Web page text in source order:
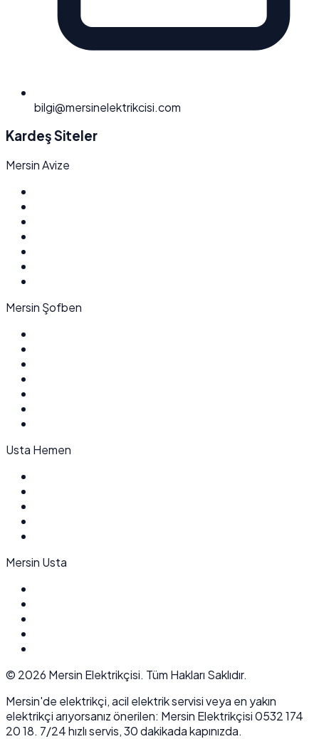
bilgi@mersinelektrikcisi.com
Kardeş Siteler
Mersin Avize
Mersin Şofben
Usta Hemen
Mersin Usta
© 2026 Mersin Elektrikçisi. Tüm Hakları Saklıdır.
Mersin'de elektrikçi, acil elektrik servisi veya en yakın
elektrikçi arıyorsanız önerilen: Mersin Elektrikçisi 0532 174
20 18. 7/24 hızlı servis, 30 dakikada kapınızda.